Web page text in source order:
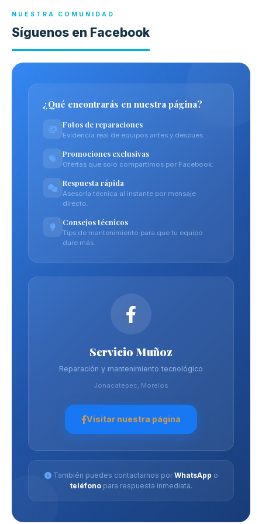
NUESTRA COMUNIDAD
Síguenos en Facebook
¿Qué encontrarás en nuestra página?
Fotos de reparaciones
Evidencia real de equipos antes y después.
Promociones exclusivas
Ofertas que solo compartimos por Facebook.
Respuesta rápida
Asesoría técnica al instante por mensaje
directo.
Consejos técnicos
Tips de mantenimiento para que tu equipo
dure más.
Servicio Muñoz
Reparación y mantenimiento tecnológico
Jonacatepec, Morelos
Visitar nuestra página
También puedes contactarnos por WhatsApp o
teléfonopara respuesta inmediata.